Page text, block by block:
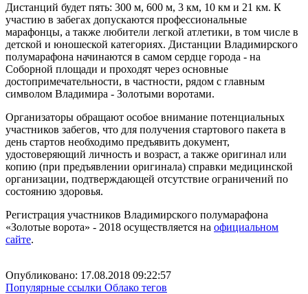
Дистанций будет пять: 300 м, 600 м, 3 км, 10 км и 21 км. К
участию в забегах допускаются профессиональные
марафонцы, а также любители легкой атлетики, в том числе в
детской и юношеской категориях. Дистанции Владимирского
полумарафона начинаются в самом сердце города - на
Соборной площади и проходят через основные
достопримечательности, в частности, рядом с главным
символом Владимира - Золотыми воротами.
Организаторы обращают особое внимание потенциальных
участников забегов, что для получения стартового пакета в
день стартов необходимо предъявить документ,
удостоверяющий личность и возраст, а также оригинал или
копию (при предъявлении оригинала) справки медицинской
организации, подтверждающей отсутствие ограничений по
состоянию здоровья.
Регистрация участников Владимирского полумарафона
«Золотые ворота» - 2018 осуществляется на официальном
сайте.
Опубликовано: 17.08.2018 09:22:57
Популярные ссылки Облако тегов